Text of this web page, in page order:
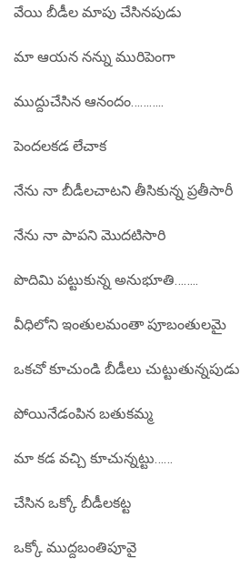
వేయి బీడీల మాపు చేసినపుడు
మా ఆయన నన్ను మురిపెంగా
ముద్దుచేసిన ఆనందం………..
పెందలకడ లేచాక
నేను నా బీడీలచాటని తీసికున్న ప్రతీసారీ
నేను నా పాపని మొదటిసారి
పొదిమి పట్టుకున్న అనుభూతి……..
వీధిలోని ఇంతులమంతా పూబంతులమై
ఒకచో కూచుండి బీడీలు చుట్టుతున్నపుడు
పోయినేడంపిన బతుకమ్మ
మా కడ వచ్చి కూచున్నట్టు……
చేసిన ఒక్కో బీడీలకట్ట
ఒక్కో ముద్దబంతిపూవై